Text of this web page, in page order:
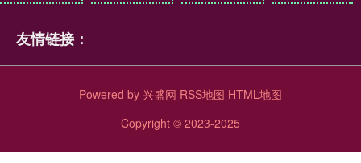
友情链接：
Powered by 兴盛网 RSS地图 HTML地图
Copyright © 2023-2025